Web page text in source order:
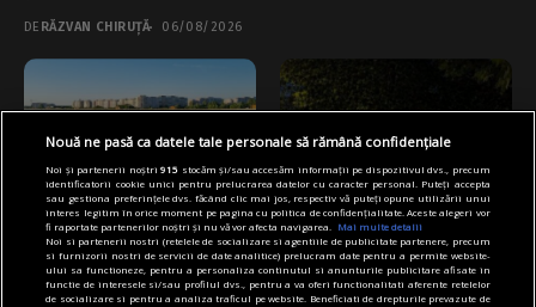
Brătianu într-una
DE RĂZVAN CHIRUȚĂ 06/08/2026
Articole Main Primărie
Regulament nou pentru
Articole Main Primărie
Capitala reduce
Nouă ne pasă ca datele tale personale să rămână confidențiale
Noi și partenerii noștri915 stocăm și/sau accesăm informații pe dispozitivul dvs., precum
identificatorii cookie unici pentru prelucrarea datelor cu caracter personal. Puteți accepta
sau gestiona preferințele dvs. făcând clic mai jos, respectiv vă puteți opune utilizării unui
interes legitim în orice moment pe pagina cu politica de confidențialitate. Aceste alegeri vor
fi raportate partenerilor noștri și nu vă vor afecta navigarea.
Mai multe detalii
Noi si partenerii nostri (retelele de socializare si agentiile de publicitate partenere, precum
si furnizorii nostri de servicii de date analitice) prelucram date pentru a permite website-
ului sa functioneze, pentru a personaliza continutul si anunturile publicitare afisate in
functie de interesele si/sau profilul dvs., pentru a va oferi functionalitati aferente retelelor
de socializare si pentru a analiza traficul pe website. Beneficiati de drepturile prevazute de